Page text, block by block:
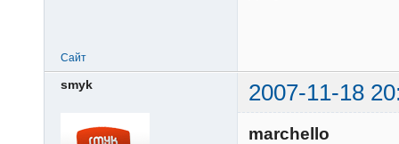
Сайт
smyk 2007-11-18
marchello